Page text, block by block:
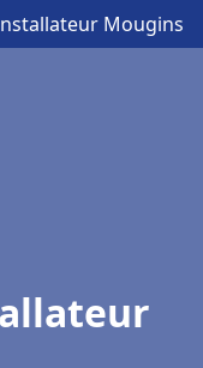
Mougins